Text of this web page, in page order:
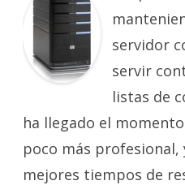
servidor
servir
listas de
ha llegado el
poco más
mejores tiempos de